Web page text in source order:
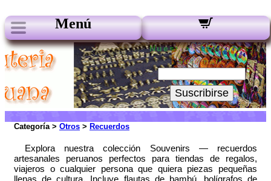
Menú
Nuestros boletines:
Su Email:
Suscribirse
Categoría > Otros > Recuerdos
Explora nuestra colección Souvenirs — recuerdos
artesanales peruanos perfectos para tiendas de regalos,
viajeros o cualquier persona que quiera piezas pequeñas
llenas de cultura. Incluye flautas de bambú, bolígrafos de